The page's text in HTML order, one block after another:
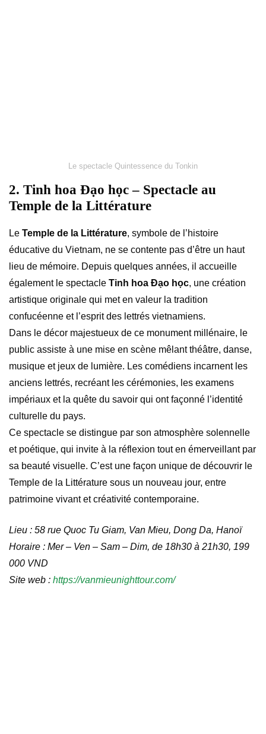
Le spectacle Quintessence du Tonkin
2. Tinh hoa Đạo học – Spectacle au
Temple de la Littérature
Le Temple de la Littérature, symbole de l’histoire
éducative du Vietnam, ne se contente pas d’être un haut
lieu de mémoire. Depuis quelques années, il accueille
également le spectacle Tinh hoa Đạo học, une création
artistique originale qui met en valeur la tradition
confucéenne et l’esprit des lettrés vietnamiens.
Dans le décor majestueux de ce monument millénaire, le
public assiste à une mise en scène mêlant théâtre, danse,
musique et jeux de lumière. Les comédiens incarnent les
anciens lettrés, recréant les cérémonies, les examens
impériaux et la quête du savoir qui ont façonné l’identité
culturelle du pays.
Ce spectacle se distingue par son atmosphère solennelle
et poétique, qui invite à la réflexion tout en émerveillant par
sa beauté visuelle. C’est une façon unique de découvrir le
Temple de la Littérature sous un nouveau jour, entre
patrimoine vivant et créativité contemporaine.
Lieu : 58 rue Quoc Tu Giam, Van Mieu, Dong Da, Hanoï
Horaire : Mer – Ven – Sam – Dim, de 18h30 à 21h30, 199
000 VND
Site web : https://vanmieunighttour.com/